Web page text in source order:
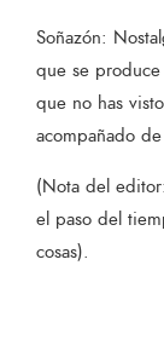
Soñazón:
que se
que no has
acompañado
(Nota del
el paso del
cosas).